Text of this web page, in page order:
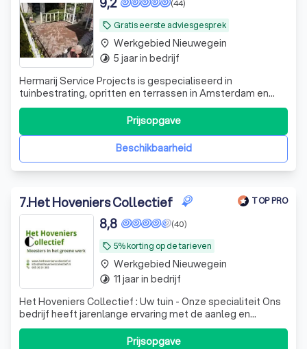
local_offer Gratis eerste adviesgesprek
(44)
Hermarij Service Projects is gespecialiseerd in
tuinbestrating, opritten en terrassen in Amsterdam en
omgeving. Professionele aanleg, correcte onderbouw en
strak resultaat metduidelijke offerte vooraf
Beschikbaarheid
Prijsopgave
place Werkgebied Nieuwegein
timelapse 5 jaar in bedrijf
7.Het Hoveniers Collectief TOP PRO
local_offer 5% korting op de tarieven
(40)
8,8
Het Hoveniers Collectief : Uw tuin - Onze specialiteit Ons
bedrijf heeft jarenlange ervaring met de aanleg en
renovatie van diverse tuinen en heeft reeds meer dan
1000 projecten succesvol uitgevoerd.
Prijsopgave
place Werkgebied Nieuwegein
timelapse 11 jaar in bedrijf